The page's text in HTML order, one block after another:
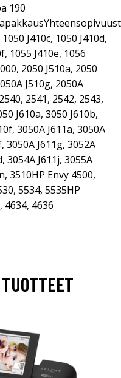
190
J410c, 1050 J410d,
1055 J410e, 1056
2050 J510a, 2050
J510g, 2050A
2541, 2542, 2543,
J610a, 3050 J610b,
3050A J611a, 3050A
3050A J611g, 3052A
3054A J611j, 3055A
3510HP Envy 4500,
5534, 5535HP
4634, 4636